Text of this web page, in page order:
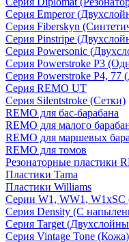
Серия Emperor
Серия Fiberskyn
Серия Pinstripe
Серия Powersonic
Серия Powerstroke P3
Серия Powerstroke P4, 77
Серия REMO UT
Серия Silentstroke (Сетки)
REMO для бас-барабана
REMO для малого
REMO для маршевых
REMO для томов
Резонаторные пластики
Пластики Tama
Пластики Williams
Серии W1, WW1,
Серия Density (C
Серия Target
Серия Vintage Tone (Кожа)